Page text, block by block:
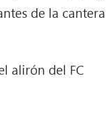
de la cantera
alirón del FC